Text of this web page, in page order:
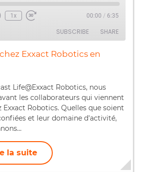
1x 00:00 / 6:35
SUBSCRIBE SHARE
Exxact Robotics en
Life@Exxact Robotics, nous
les collaborateurs qui viennent
Robotics. Quelles que soient
et leur domaine d'activité,
la suite